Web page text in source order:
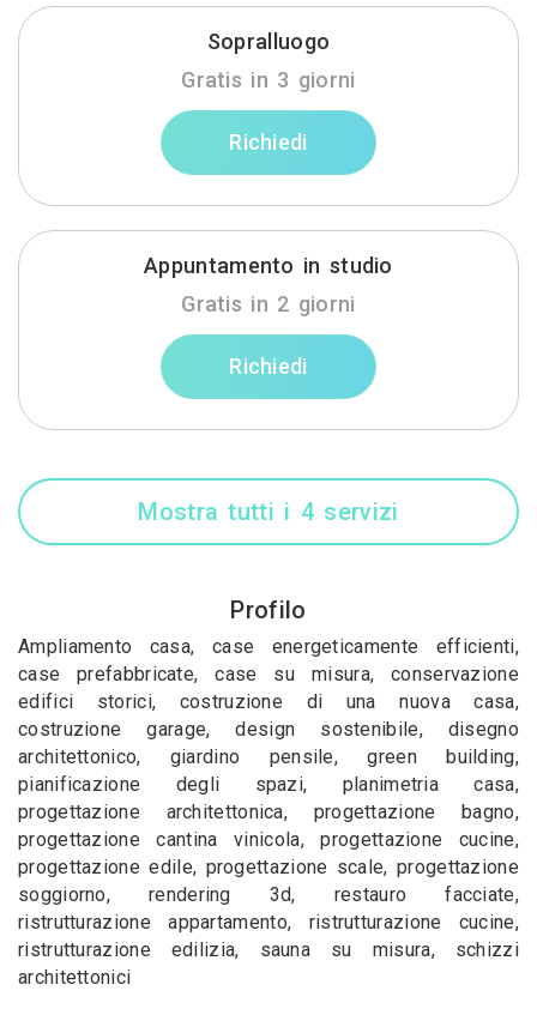
Sopralluogo
Gratis in 3 giorni
Richiedi
Appuntamento in studio
Gratis in 2 giorni
Richiedi
Mostra tutti i 4 servizi
Profilo
Ampliamento casa, case energeticamente efficienti,
case prefabbricate, case su misura, conservazione
edifici storici, costruzione di una nuova casa,
costruzione garage, design sostenibile, disegno
architettonico, giardino pensile, green building,
pianificazione degli spazi, planimetria casa,
progettazione architettonica, progettazione bagno,
progettazione cantina vinicola, progettazione cucine,
progettazione edile, progettazione scale, progettazione
soggiorno, rendering 3d, restauro facciate,
ristrutturazione appartamento, ristrutturazione cucine,
ristrutturazione edilizia, sauna su misura, schizzi
architettonici